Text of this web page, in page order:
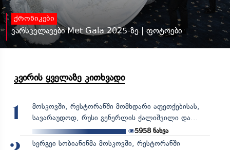
ქრონიკები
ვარსკვლავები Met Gala 2025-ზე | ფოტოები
კვირის ყველაზე კითხვადი
1
მოსკოვში, რესტორანში მომხდარი აფეთქებისას,
სავარაუდოდ, რუსი გენერლის ქალიშვილი და...
5958 ნახვა
სერგეი სობიანინმა მოსკოვში, რესტორანში